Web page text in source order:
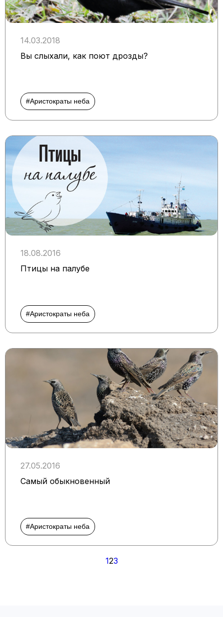
14.03.2018
Вы слыхали, как поют дрозды?
#Аристократы неба
18.08.2016
Птицы на палубе
#Аристократы неба
27.05.2016
Самый обыкновенный
#Аристократы неба
123